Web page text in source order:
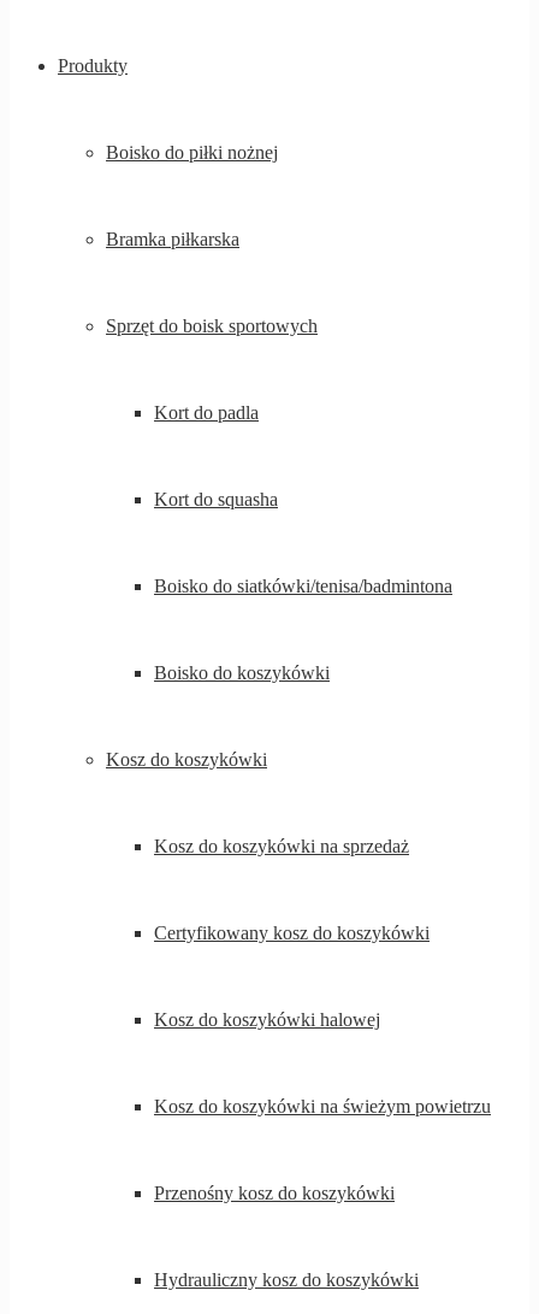
Produkty
Boisko do piłki nożnej
Bramka piłkarska
Sprzęt do boisk sportowych
Kort do padla
Kort do squasha
Boisko do siatkówki/tenisa/badmintona
Boisko do koszykówki
Kosz do koszykówki
Kosz do koszykówki na sprzedaż
Certyfikowany kosz do koszykówki
Kosz do koszykówki halowej
Kosz do koszykówki na świeżym powietrzu
Przenośny kosz do koszykówki
Hydrauliczny kosz do koszykówki